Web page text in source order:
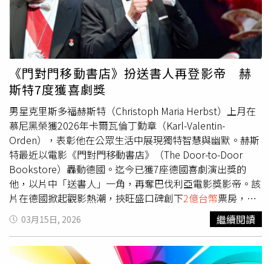
改編自狂賣50萬冊，霸居Spiegel德國暢銷書排行榜100週
的暢銷小說〈送書人〉，是一部能讓人心情瞬間變亮的療癒
喜劇。劇情藉由「送書」，講述一段跨越世代的奇妙友誼，
傳遞一個強大且暖心的訊息：「每個人都是一本待讀的
書」，片中人物的獨特人生、經歷與內在世界，都值得讓人
用心聆聽、理解與感受，獲德國影媒【KinderFilmWelt】盛
讚「愛書人絕對會喜歡」。導演吳世洲是當今德國影壇最具
視覺風格的導演之一。他畢業於「柏林德國電影電視學
院」，曾獲德國攝影獎等多項大獎肯定，以細膩美學與精準
敘事著稱，並獲邀為Netflix拍攝執導多部熱播影集。吳世洲
善於打造令人沉浸的電影世界，這次獲邀執導電影《門對門
移動書店》，甚至一人兼二職，除了導演還親自出任攝影指
導，總是親自扛著攝影機，用鏡頭貼近電影中的每一句台詞
和每一場演出。原作者卡斯騰赫恩自告奮勇客串《門對門移
動書店》看到「忘我」。（圖／海鵬提供）《門對門移動書
店》由德國影帝克里斯多福赫斯特（Christoph Maria
Herbst）、新秀尤娜班尼特（Yuna Bennett）主演。講述
一位從事著一份現實中幾乎不存在的工作的「送書人」，總
《門對門移動書店》扮送書人再登影帝 赫
斯特7度獲喜劇獎
男星克里斯多福赫斯特（Christoph Maria Herbst）上月在
慕尼黑榮獲2026年卡爾瓦倫丁勳章（Karl-Valentin-
Orden），表彰他在公眾生活中展現獨特智慧與幽默。赫斯
特最近以電影《門對門移動書店》（The Door-to-Door
Bookstore）轟動德國。迄今已獲7座德國喜劇演出獎的
他，以片中「送書人」一角，再奪巴伐利亞電影獎影帝。該
片在德國掀起觀影熱潮，挾旺盛口碑創下2億台幣票房，片
中金句閃亮如星辰，其中「每個人都是一本待讀的書」一語
點出故事主軸，榮獲美國舊金山泛柏林電影節觀眾票選獎。
克里斯多福赫斯特是德國影視界不可或缺的名字，也是德國
最知名、最多才多藝的演員之一。他擁有辨識度極高的嗓音
03月15日, 2026 繼續閱讀